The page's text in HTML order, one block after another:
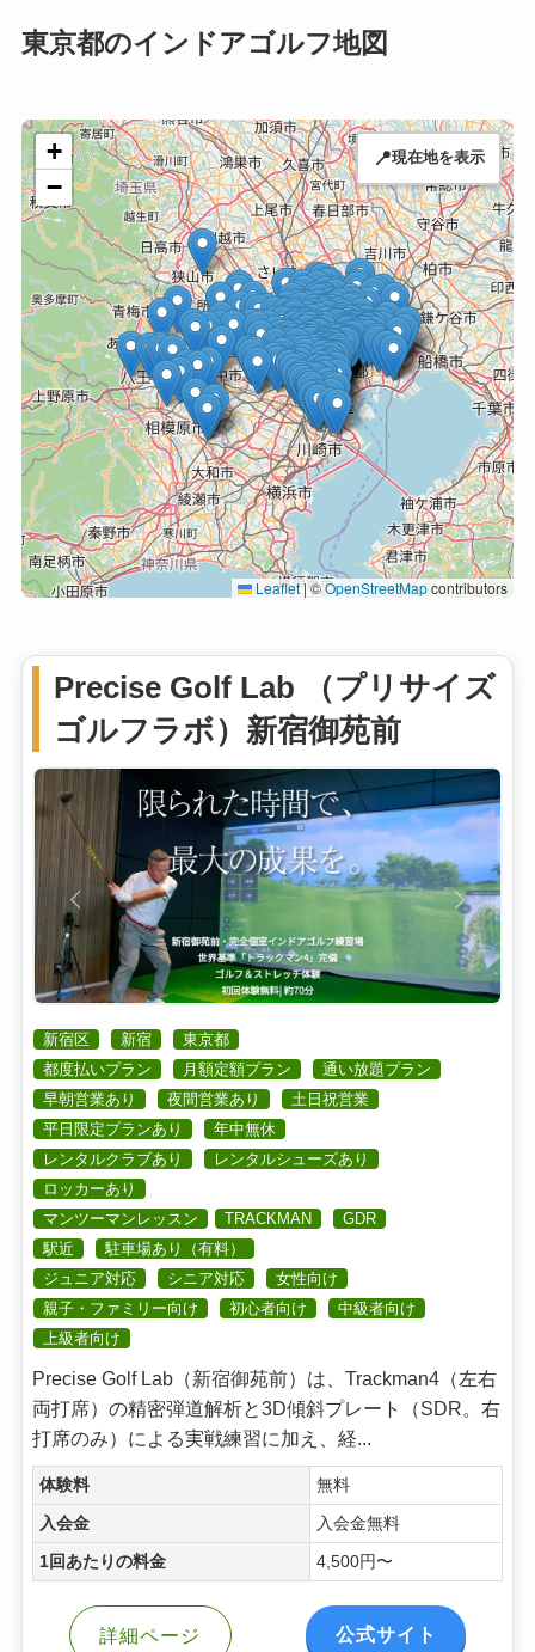
東京都のインドアゴルフ地図
+
−
Leaflet|©OpenStreetMapcontributors
📍現在地を表示
Precise Golf Lab （プリサイズ
ゴルフラボ）新宿御苑前
新宿区 新宿
東京都
都度払いプラン
月額定額プラン
通い放題プラン
早朝営業あり
夜間営業あり
土日祝営業
平日限定プランあり
年中無休
レンタルクラブあり
レンタルシューズあり
ロッカーあり
マンツーマンレッスン
TRACKMAN
GDR
駅近
駐車場あり（有料）
ジュニア対応
シニア対応
女性向け
親子・ファミリー向け
初心者向け
中級者向け
上級者向け
Precise Golf Lab（新宿御苑前）は、Trackman4（左右
両打席）の精密弾道解析と3D傾斜プレート（SDR。右
打席のみ）による実戦練習に加え、経...
体験料 無料
入会金 入会金無料
1回あたりの料金 4,500円〜
詳細ページ 公式サイト